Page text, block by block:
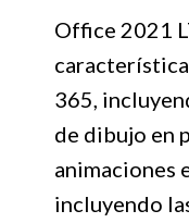
Office 2021
365,
de dibujo en
animaciones
incluyendo